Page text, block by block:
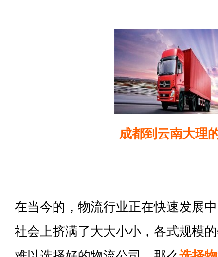
成都到云南大理
在当今的，物流行业正在快速发展
社会上挤满了大大小小，各式规模